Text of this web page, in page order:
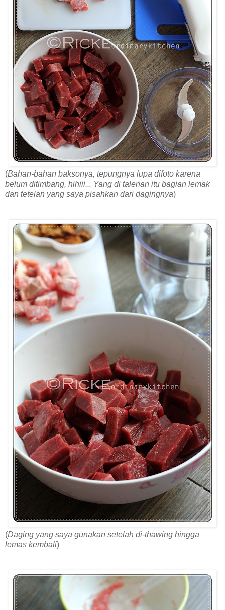
(Bahan-bahan baksonya, tepungnya lupa difoto karena
belum ditimbang, hihiii... Yang di talenan itu bagian lemak
dan tetelan yang saya pisahkan dari dagingnya)
(Daging yang saya gunakan setelah di-thawing hingga
lemas kembali)